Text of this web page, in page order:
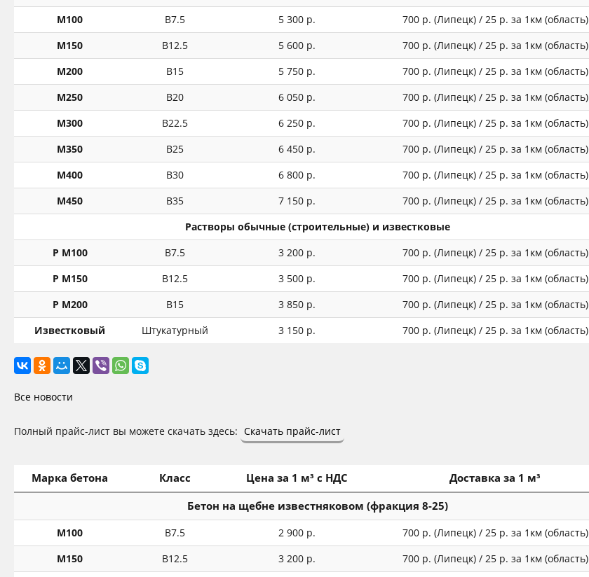
М100
В7.5 5 300 р.
700 р. (Липецк) / 25 р. за 1км (область)
М150
В12.5 5 600 р.
700 р. (Липецк) / 25 р. за 1км (область)
М200
В15 5 750 р.
700 р. (Липецк) / 25 р. за 1км (область)
М250
В20 6 050 р.
700 р. (Липецк) / 25 р. за 1км (область)
М300
В22.5 6 250 р.
700 р. (Липецк) / 25 р. за 1км (область)
М350
В25 6 450 р.
700 р. (Липецк) / 25 р. за 1км (область)
М400
В30 6 800 р.
700 р. (Липецк) / 25 р. за 1км (область)
М450
В35 7 150 р.
700 р. (Липецк) / 25 р. за 1км (область)
Растворы обычные (строительные) и известковые
Р М100
В7.5 3 200 р.
700 р. (Липецк) / 25 р. за 1км (область)
Р М150
В12.5 3 500 р.
700 р. (Липецк) / 25 р. за 1км (область)
Р М200
В15 3 850 р.
700 р. (Липецк) / 25 р. за 1км (область)
Известковый
Штукатурный 3 150 р. 700 р. (Липецк) / 25 р. за 1км (область)
Все новости
Полный прайс-лист вы можете скачать здесь: Скачать прайс-лист
Марка бетона Класс Цена за 1 м³ с НДС
Доставка за 1 м³
Бетон на щебне известняковом (фракция 8-25)
М100 В7.5 2 900 р.
700 р. (Липецк) / 25 р. за 1км (область)
М150
В12.5 3 200 р.
700 р. (Липецк) / 25 р. за 1км (область)